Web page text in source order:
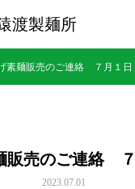
渡製麺所
素麺販売のご連絡 ７月１日
販売のご連絡
2023.07.01